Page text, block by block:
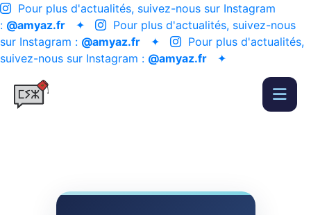
Pour plus d'actualités, suivez-nous sur Instagram
: @amyaz.fr ✦
Pour plus d'actualités, suivez-nous
sur Instagram : @amyaz.fr ✦
Pour plus d'actualités,
suivez-nous sur Instagram : @amyaz.fr ✦